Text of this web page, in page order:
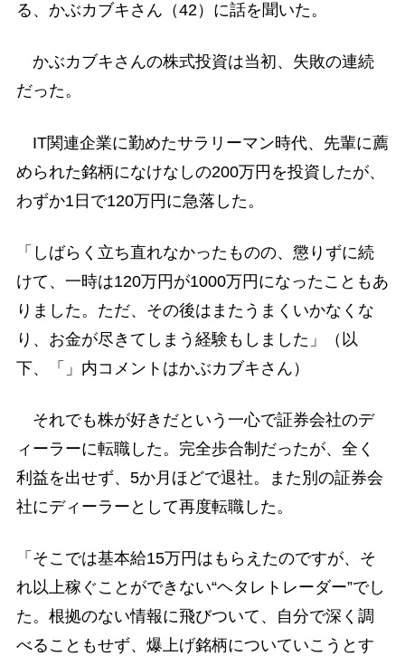
る、かぶカブキさん（42）に話を聞いた。
かぶカブキさんの株式投資は当初、失敗の連続
だった。
IT関連企業に勤めたサラリーマン時代、先輩に薦
められた銘柄になけなしの200万円を投資したが、
わずか1日で120万円に急落した。
「しばらく立ち直れなかったものの、懲りずに続
けて、一時は120万円が1000万円になったこともあ
りました。ただ、その後はまたうまくいかなくな
り、お金が尽きてしまう経験もしました」（以
下、「」内コメントはかぶカブキさん）
それでも株が好きだという一心で証券会社のデ
ィーラーに転職した。完全歩合制だったが、全く
利益を出せず、5か月ほどで退社。また別の証券会
社にディーラーとして再度転職した。
「そこでは基本給15万円はもらえたのですが、そ
れ以上稼ぐことができない“ヘタレトレーダー”でし
た。根拠のない情報に飛びついて、自分で深く調
べることもせず、爆上げ銘柄についていこうとす